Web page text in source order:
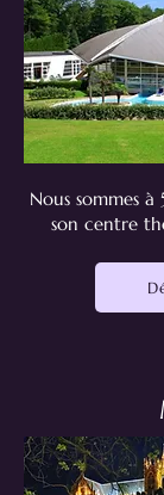
Nous sommes
son centre